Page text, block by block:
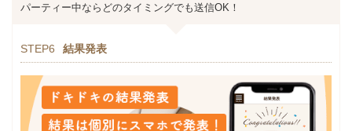
パーティー中ならどのタイミングでも送信OK！
STEP6 結果発表